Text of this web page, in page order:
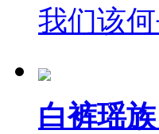
我们该
白裤瑶